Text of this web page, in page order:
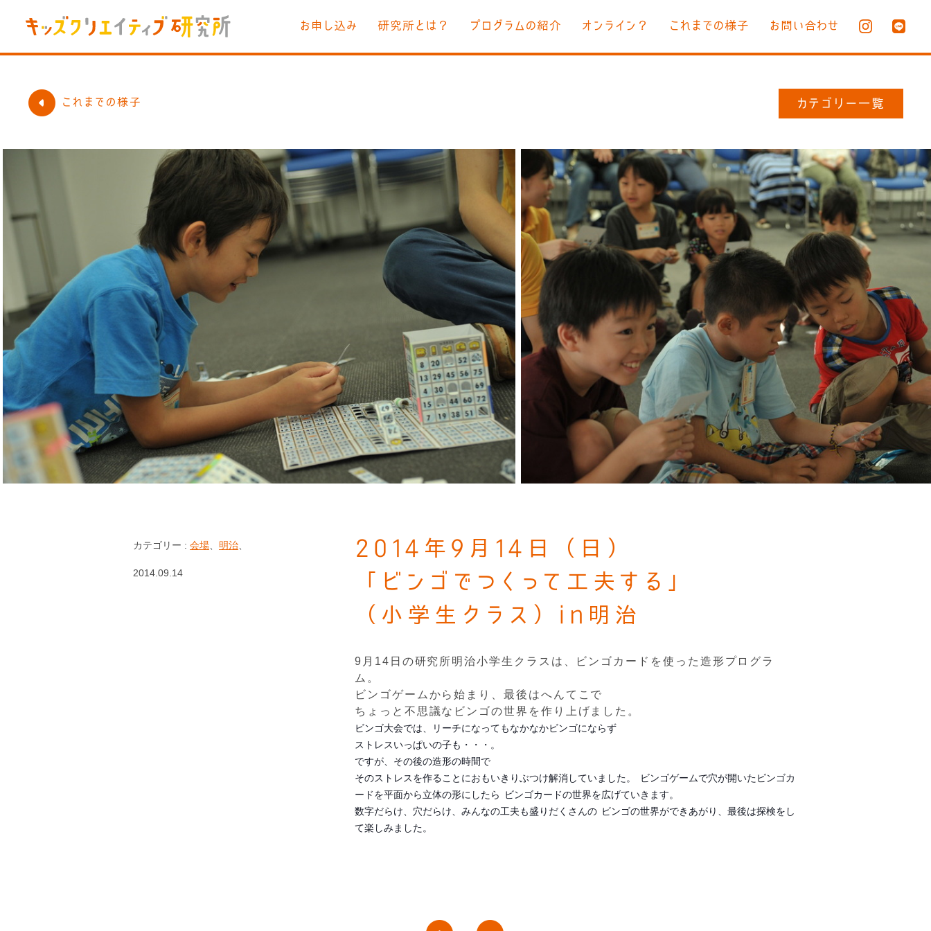
お申し込み 研究所とは？ プログラムの紹介 オンライン？ これまでの様子 お問い合わせ
これまでの様子 カテゴリー一覧
2014年9月14日（日）
「ビンゴでつくって工夫する」
（小学生クラス）in明治
9月14日の研究所明治小学生クラスは、ビンゴカードを使った造形プログラ
ム。
ビンゴゲームから始まり、最後はへんてこで
ちょっと不思議なビンゴの世界を作り上げました。
ビンゴ大会では、リーチになってもなかなかビンゴにならず
ストレスいっぱいの子も・・・。
ですが、その後の造形の時間で
そのストレスを作ることにおもいきりぶつけ解消していました。
ビンゴゲームで穴が開いたビンゴカ
ードを平面から立体の形にしたら
ビンゴカードの世界を広げていきます。
数字だらけ、穴だらけ、みんなの工夫も盛りだくさんの ビンゴの世界ができあがり、最後は探検をし
て楽しみました。
カテゴリー : 会場 明治
2014.09.14